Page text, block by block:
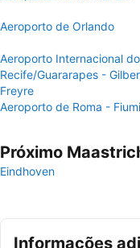
Aeroporto de Orlando
Aeroporto Internacional do
Recife/Guararapes -
Freyre
Aeroporto de Roma -
Próximo
Eindhoven
Informações